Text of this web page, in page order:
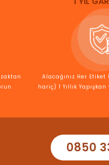
Alacağınız Her
hariç) 1 Yıllık
0850